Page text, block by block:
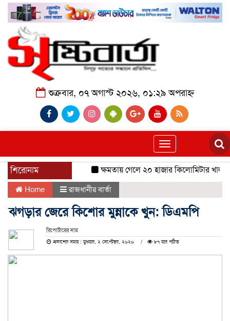
শুক্রবার, ০৭ অগাস্ট ২০২৬, ০১:২৯ অপরাহ্ন
Toggle
navigation
শিরোনাম ক্ষমতায় গেলে ২০ হাজার কিলোমিটার খাল
Home রাজধানীর বার্তা
ঝগড়ার জেরে কিশোর মুন্নাকে খুন: ডিএমপি
রিপোর্টারের নাম
প্রকাশের সময় : বুধবার, ২ সেপ্টেম্বর, ২০২০
৮৭ বার পঠিত